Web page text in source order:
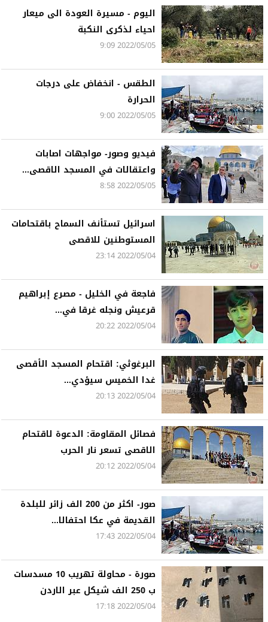
اليوم - مسيرة العودة الى ميعار
احياء لذكرى النكبة
2022/05/05 9:09
الطقس - انخفاض على درجات
الحرارة
2022/05/05 9:00
فيديو وصور- مواجهات اصابات
واعتقالات في المسجد الاقصى...
2022/05/05 8:58
اسرائيل تستأنف السماح باقتحامات
المستوطنين للاقصى
2022/05/04 23:14
فاجعة في الخليل - مصرع إبراهيم
قرعيش ونجله غرقا في...
2022/05/04 20:22
البرغوثي: اقتحام المسجد الأقصى
غدا الخميس سيؤدي...
2022/05/04 20:13
فصائل المقاومة: الدعوة لاقتحام
الاقصى تسعر نار الحرب
2022/05/04 20:12
صور- اكثر من 200 الف زائر للبلدة
القديمة في عكا احتفالا...
2022/05/04 17:43
صورة - محاولة تهريب 10 مسدسات
ب 250 الف شيكل عبر الاردن
2022/05/04 17:18